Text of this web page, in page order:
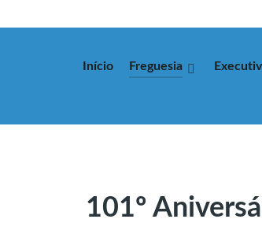
Início Freguesia
101º